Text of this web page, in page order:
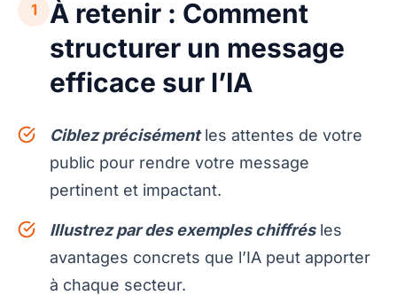
1
À retenir : Comment
structurer un message
efficace sur l’IA
Ciblez précisémentles attentes de votre
public pour rendre votre message
pertinent et impactant.
Illustrez par des exemples chiffrésles
avantages concrets que l’IA peut apporter
à chaque secteur.